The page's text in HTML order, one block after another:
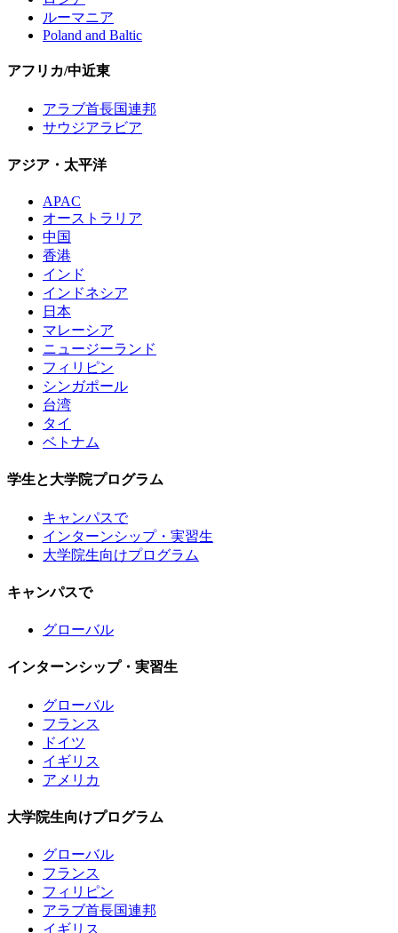
ルーマニア
Poland and Baltic
アフリカ/中近東
アラブ首長国連邦
サウジアラビア
アジア・太平洋
APAC
オーストラリア
中国
香港
インド
インドネシア
日本
マレーシア
ニュージーランド
フィリピン
シンガポール
台湾
タイ
ベトナム
学生と大学院プログラム
キャンパスで
インターンシップ・実習生
大学院生向けプログラム
キャンパスで
グローバル
インターンシップ・実習生
グローバル
フランス
ドイツ
イギリス
アメリカ
大学院生向けプログラム
グローバル
フランス
フィリピン
アラブ首長国連邦
イギリス